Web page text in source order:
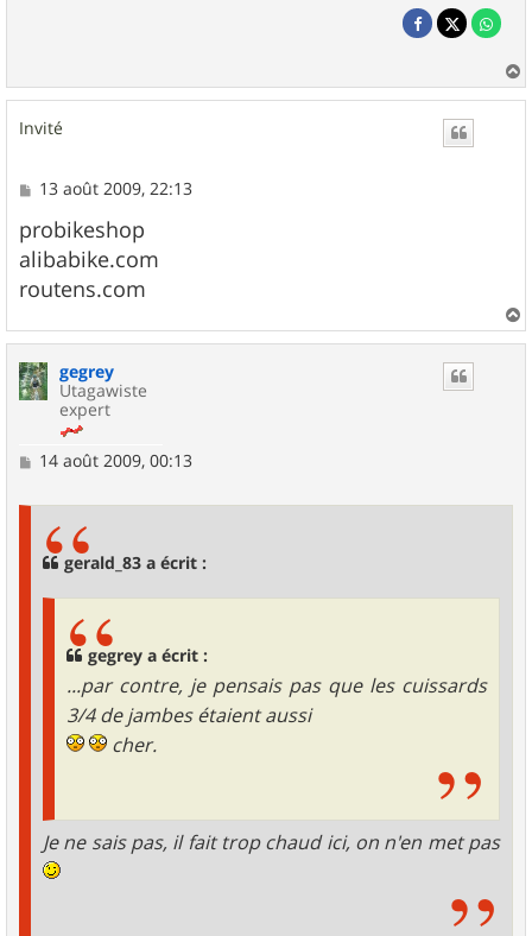
a
Invité
M
s
s
a
g
e
13 août 2009, 22:13
probikeshop
alibabike.com
routens.com
a
gegrey
Utagawiste
expert
M14 août 2009, 00:13
gerald_83 a écrit :
gegrey a écrit :
...par contre, je pensais pas que les cuissards
3/4 de jambes étaient aussi
cher.
Je ne sais pas, il fait trop chaud ici, on n'en met pas